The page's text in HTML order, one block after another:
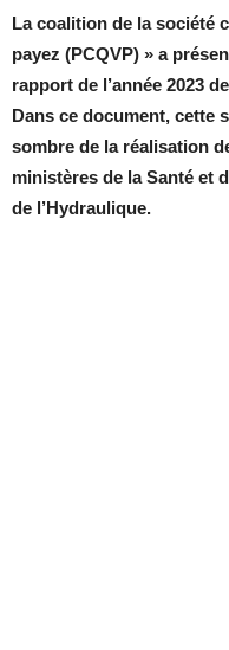
La coalition de la société
payez (PCQVP) » a
rapport de l’année 2023
Dans ce document, cette
sombre de la réalisation
ministères de la Santé et
de l’Hydraulique.